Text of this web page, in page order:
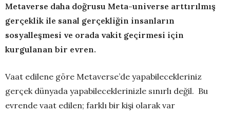
Metaverse daha doğrusu Meta-universe arttırılmış
gerçeklik ile sanal gerçekliğin insanların
sosyalleşmesi ve orada vakit geçirmesi için
kurgulanan bir evren.
Vaat edilene göre Metaverse’de yapabilecekleriniz
gerçek dünyada yapabileceklerinizle sınırlı değil. Bu
evrende vaat edilen; farklı bir kişi olarak var